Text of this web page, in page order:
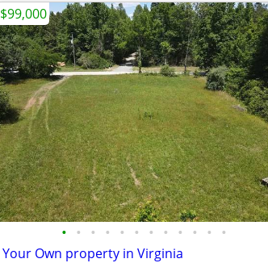
• • • • • • • • • • • •
Your Own property in Virginia
$99,000